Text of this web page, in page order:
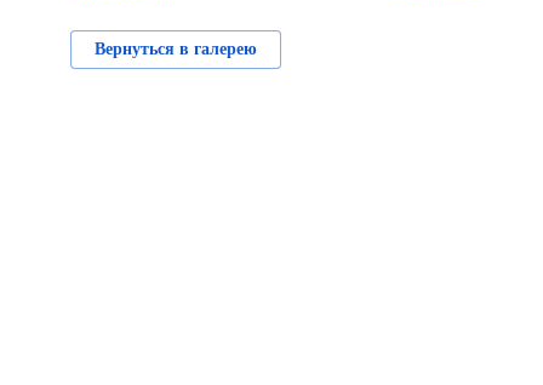
Вернуться в галерею